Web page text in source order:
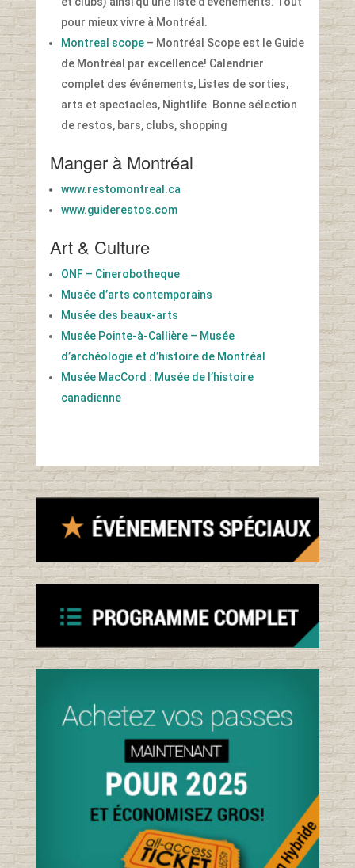
pour mieux vivre à Montréal.
Montreal scope– Montréal Scope est le Guide
de Montréal par excellence! Calendrier
complet des événements, Listes de sorties,
arts et spectacles, Nightlife. Bonne sélection
de restos, bars, clubs, shopping
Manger à Montréal
www.restomontreal.ca
www.guiderestos.com
Art & Culture
ONF – Cinerobotheque
Musée d’arts contemporains
Musée des beaux-arts
Musée Pointe-à-Callière – Musée
d’archéologie et d’histoire de Montréal
Musée MacCord : Musée de l’histoire
canadienne